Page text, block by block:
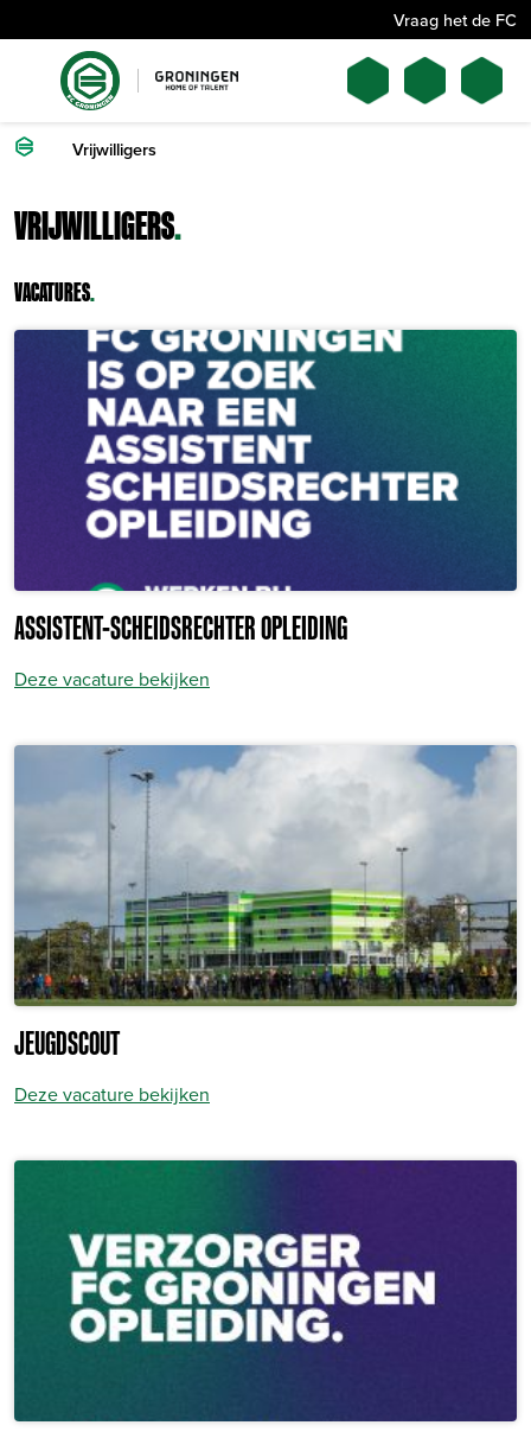
Vraag het de FC
Vrijwilligers
VRIJWILLIGERS.
VACATURES.
ASSISTENT-SCHEIDSRECHTER OPLEIDING
Deze vacature bekijken
JEUGDSCOUT
Deze vacature bekijken